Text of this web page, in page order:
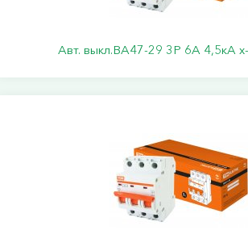
Авт. выкл.ВА47-29 3Р 6А 4,5кА